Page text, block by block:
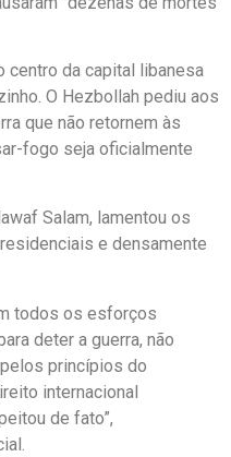
da capital libanesa
O Hezbollah pediu aos
que não retornem às
fogo seja oficialmente
Salam, lamentou os
e densamente
todos os esforços
deter a guerra, não
princípios do
internacional
de fato”,